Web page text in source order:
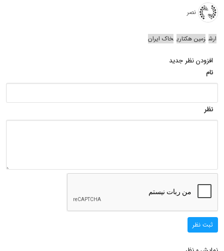
نصر
ارش زمین هکتاری خاک ایران
افزودن نظر جدید
نام
نظر
ثبت نظر